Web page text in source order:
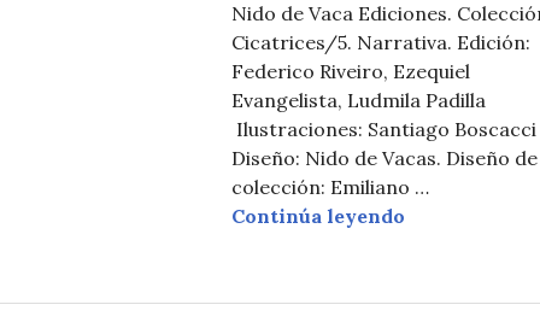
Nido de Vaca Ediciones.
Cicatrices/5. Narrativa. Edición:
Federico Riveiro, Ezequiel
Evangelista, Ludmila Padilla
Ilustraciones: Santiago Boscacci
Diseño: Nido de Vacas. Diseño
colección: Emiliano …
Continúa leyendo